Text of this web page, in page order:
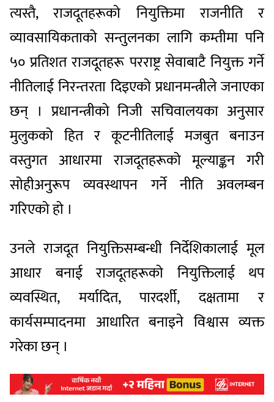
त्यस्तै, राजदूतहरूको नियुक्तिमा राजनीति र
व्यावसायिकताको सन्तुलनका लागि कम्तीमा पनि
५० प्रतिशत राजदूतहरू परराष्ट्र सेवाबाटै नियुक्त गर्ने
नीतिलाई निरन्तरता दिइएको प्रधानमन्त्रीले जनाएका
छन् । प्रधानन्त्रीको निजी सचिवालयका अनुसार
मुलुकको हित र कूटनीतिलाई मजबुत बनाउन
वस्तुगत आधारमा राजदूतहरूको मूल्याङ्कन गरी
सोहीअनुरूप व्यवस्थापन गर्ने नीति अवलम्बन
गरिएको हो ।
उनले राजदूत नियुक्तिसम्बन्धी निर्देशिकालाई मूल
आधार बनाई राजदूतहरूको नियुक्तिलाई थप
व्यवस्थित, मर्यादित, पारदर्शी, दक्षतामा र
कार्यसम्पादनमा आधारित बनाइने विश्वास व्यक्त
गरेका छन् ।